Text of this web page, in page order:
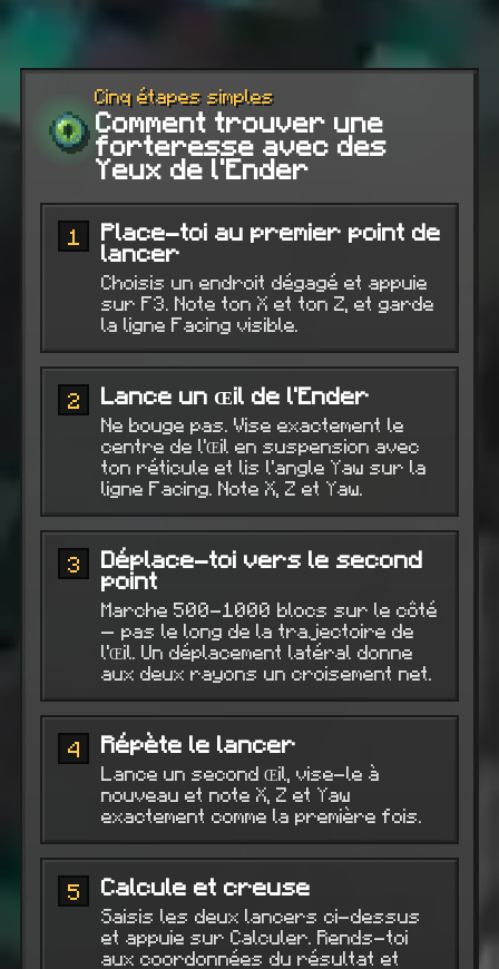
Cinq étapes simples
Comment trouver une
forteresse avec des
Yeux de l'Ender
1 Place-toi au premier point de
lancer
Choisis un endroit dégagé et appuie
sur F3. Note ton X et ton Z, et garde
la ligne Facing visible.
2 Lance un Œil de l'Ender
Ne bouge pas. Vise exactement le
centre de l'Œil en suspension avec
ton réticule et lis l'angle Yaw sur la
ligne Facing. Note X, Z et Yaw.
3 Déplace-toi vers le second
point
Marche 500-1000 blocs sur le côté
— pas le long de la trajectoire de
l'Œil. Un déplacement latéral donne
aux deux rayons un croisement net.
4 Répète le lancer
Lance un second Œil, vise-le à
nouveau et note X, Z et Yaw
exactement comme la première fois.
5 Calcule et creuse
Saisis les deux lancers ci-dessus
et appuie sur Calculer. Rends-toi
aux coordonnées du résultat et